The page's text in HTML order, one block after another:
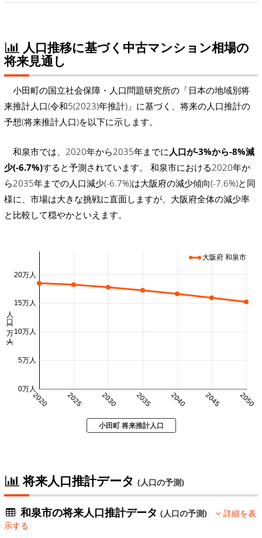
人口推移に基づく中古マンション相場の
将来見通し
小田町の国立社会保障・人口問題研究所の「日本の地域別将
来推計人口(令和5(2023)年推計)」に基づく、将来の人口推計の
予想(将来推計人口)を以下に示します。
和泉市では、2020年から2035年までに 人口が-3%から-8%減
少(-6.7%)すると予測されています。 和泉市における2020年か
ら2035年までの人口減少(-6.7%)は大阪府の減少傾向(-7.6%)と同
様に、市場は大きな挑戦に直面しますが、大阪府全体の減少率
と比較して穏やかといえます。
2020 2025 2030 2035 2040 2045 2050
0万人
5万人
10万人
15万人
20万人
人口 (万人)
大阪府 和泉市
小田町 将来推計人口
将来人口推計データ (人口の予測)
和泉市の将来人口推計データ(人口の予測)
詳細を表
示する